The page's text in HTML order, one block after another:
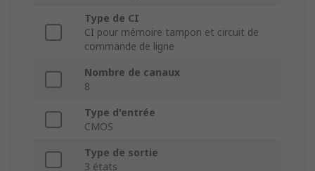
Type de CI
CI pour mémoire tampon et circuit de
commande de ligne
Nombre de canaux
8
Type d'entrée
CMOS
Type de sortie
3 états